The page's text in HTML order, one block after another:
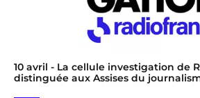
10 avril - La cellule investigation de
distinguée aux Assises du